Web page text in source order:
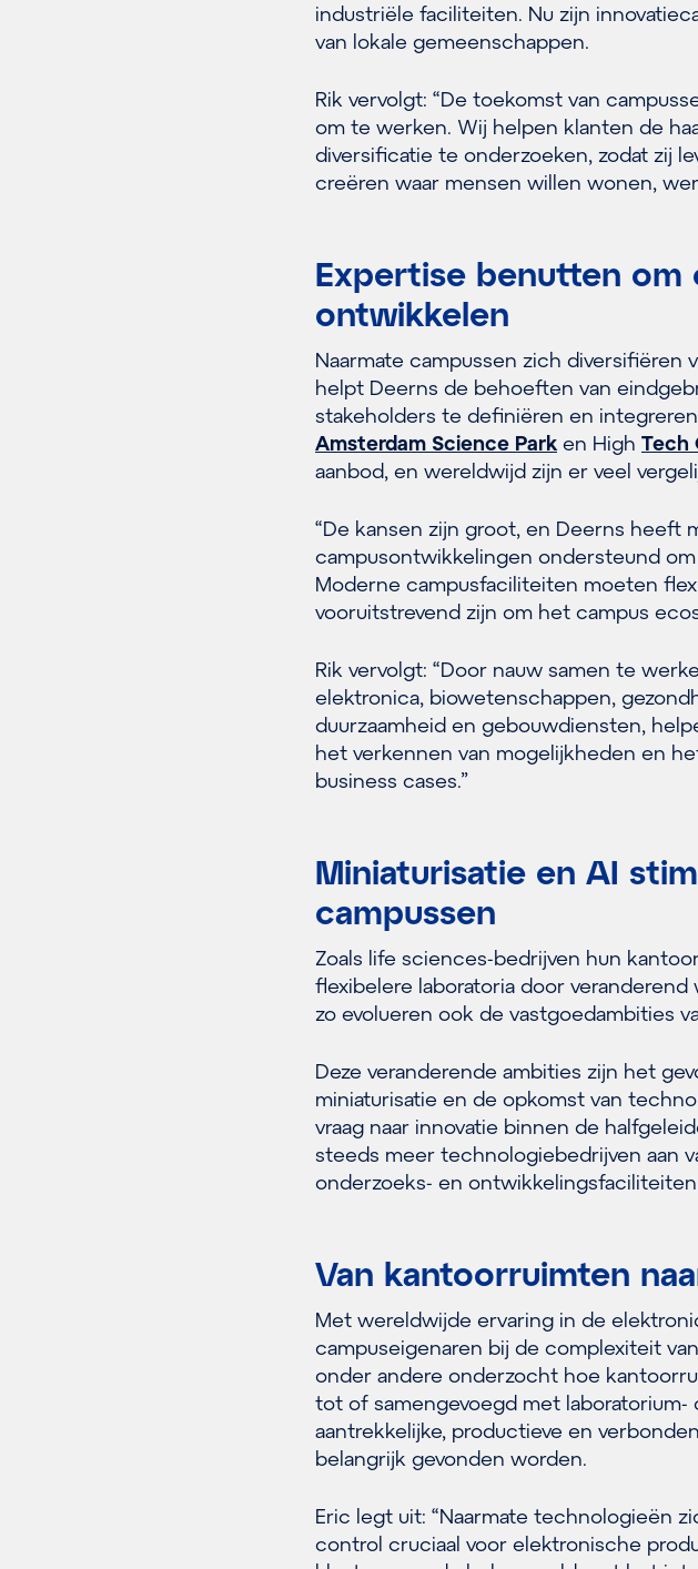
industriële faciliteiten. Nu zijn
van lokale gemeenschappen.
Rik vervolgt: “De toekomst van
om te werken. Wij helpen klanten de
diversificatie te onderzoeken, zodat zij
creëren waar mensen willen wonen,
Expertise benutten om
ontwikkelen
Naarmate campussen zich
helpt Deerns de behoeften van
stakeholders te definiëren en
Amsterdam Science Park en High Tech
aanbod, en wereldwijd zijn er veel
“De kansen zijn groot, en Deerns heeft
campusontwikkelingen ondersteund om
Moderne campusfaciliteiten moeten
vooruitstrevend zijn om het campus
Rik vervolgt: “Door nauw samen te
elektronica, biowetenschappen,
duurzaamheid en gebouwdiensten,
het verkennen van mogelijkheden en
business cases.”
Miniaturisatie en AI
campussen
Zoals life sciences-bedrijven hun
flexibelere laboratoria door
zo evolueren ook de vastgoedambities
Deze veranderende ambities zijn het
miniaturisatie en de opkomst van
vraag naar innovatie binnen de
steeds meer technologiebedrijven aan
onderzoeks- en
Van kantoorruimten
Met wereldwijde ervaring in de
campuseigenaren bij de complexiteit
onder andere onderzocht hoe
tot of samengevoegd met
aantrekkelijke, productieve en
belangrijk gevonden worden.
Eric legt uit: “Naarmate technologieën
control cruciaal voor elektronische